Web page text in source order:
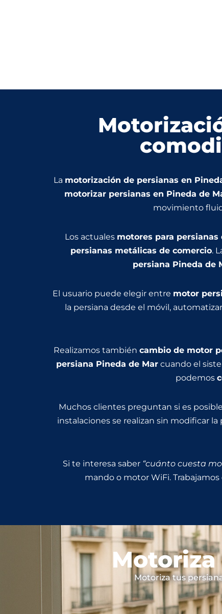
La motorización de persianas en
motorizar persianas en Pineda de
movimiento
Los actuales motores para persianas
persianas metálicas de comercio.
persiana Pineda de
El usuario puede elegir entre motor
la persiana desde el móvil,
Realizamos también cambio de motor
persiana Pineda de Mar cuando el
podemos
Muchos clientes preguntan si es posible
instalaciones se realizan sin modificar
Si te interesa saber “cuánto cuesta
mando o motor WiFi.
Motoriza tus